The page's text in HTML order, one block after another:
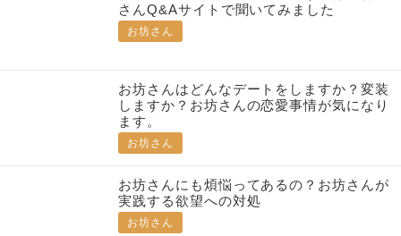
さんQ&Aサイトで聞いてみました
お坊さん
お坊さんはどんなデートをしますか？変装
しますか？お坊さんの恋愛事情が気になり
ます。
お坊さん
お坊さんにも煩悩ってあるの？お坊さんが
実践する欲望への対処
お坊さん